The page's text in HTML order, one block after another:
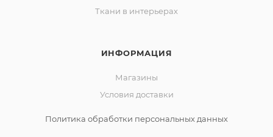
Ткани в интерьерах
ИНФОРМАЦИЯ
Магазины
Условия доставки
Политика обработки персональных данных